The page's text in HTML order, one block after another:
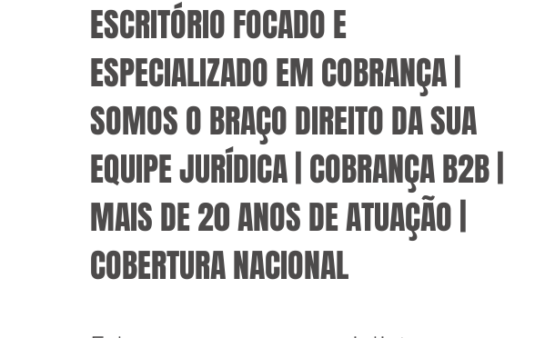
ESCRITÓRIO FOCADO E
ESPECIALIZADO EM COBRANÇA |
SOMOS O BRAÇO DIREITO DA SUA
EQUIPE JURÍDICA | COBRANÇA B2B |
MAIS DE 20 ANOS DE ATUAÇÃO |
COBERTURA NACIONAL